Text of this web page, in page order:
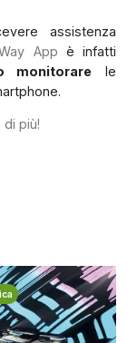
assistenza
App è infatti
monitorare le
più!